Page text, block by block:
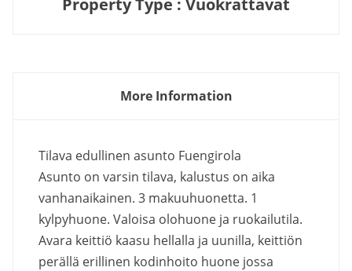
Property Type : Vuokrattavat
More Information
Tilava edullinen asunto Fuengirola
Asunto on varsin tilava, kalustus on aika
vanhanaikainen. 3 makuuhuonetta. 1
kylpyhuone. Valoisa olohuone ja ruokailutila.
Avara keittiö kaasu hellalla ja uunilla, keittiön
perällä erillinen kodinhoito huone jossa